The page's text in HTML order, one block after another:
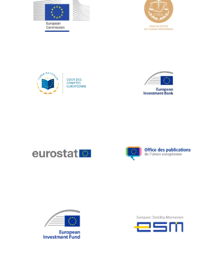
Jean-Louis Schiltz
Jean-Victor Louis
Johnny Åkerholm
Katharien L.C. Hunt
Klaus-Heiner Lehne
Koen LENAERTS
Lars Heikensten